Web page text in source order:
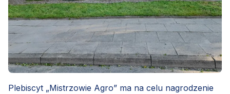
Plebiscyt „Mistrzowie Agro” ma na celu nagrodzenie